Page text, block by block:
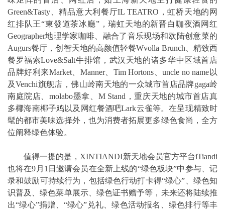
Green&Tasty、精品意大利餐厅IL TEATRO，虹桥天地的网
红排队王“東發道茶冰廳”，瑞虹天地的新晋白咖夜酒网红
Geographer地理学家咖啡、融合了音乐现场和欧陆创意菜的
Augurs餐厅，创智天地的高颜值轻餐Wvolla Brunch、精致西
餐罗福索Love&Salt牛排馆，武汉天地的诸多华中区域首店
品牌好利来Market、Manner、Tim Hortons、uncle no name以
及Venchi旗舰店，佛山岭南天地的一众城市首店品牌gaga岭
南庭院店、molabo墨拿、M Stand，重庆天地的城市首店真
多椰海南椰子鸡以及网红餐酒吧Lark云雀等。在呈现精致时
髦的都市美味选择外，也为消费者拓展更多绿色食尚，全方
位阐释绿色体验。
值得一提的是，XINTIANDI新天地会员官方平台iTiandi
也将在9月1日邀请会员在全新上线的“绿色板块”中参与、记
录和鼓励可持续行为，包括绿色行动打卡得“绿心”、绿色知
识普及、绿色菜单展示、绿色证书赠予等，未来还将陆续推
出“绿心”捐赠、“绿心”兑礼、绿色活动报名、绿色排行等丰